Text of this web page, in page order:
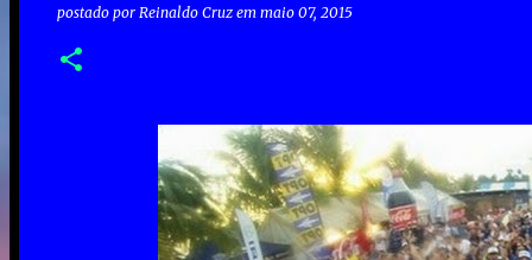
postado por Reinaldo Cruz em maio 07, 2015